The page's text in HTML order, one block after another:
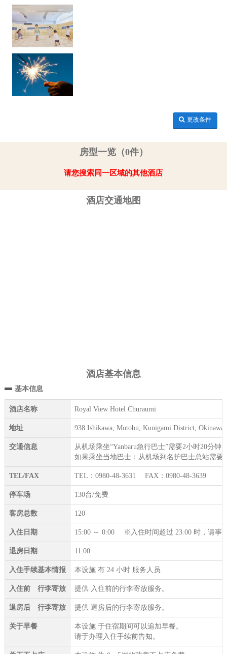
更改条件
房型一览（0件）
请您搜索同一区域的其他酒店
酒店交通地图
酒店基本信息
基本信息
酒店名称 Royal View Hotel Churaumi
地址 938 Ishikawa, Motobu, Kunigami District, Okinawa
交通信息
从机场乘坐“Yanbaru急行巴士”需要2小时20分钟
如果乘坐当地巴士：从机场到名护巴士总站需要
TEL/FAX TEL：0980-48-3631 FAX：0980-48-3639
停车场 130台/免费
客房总数 120
入住日期 15:00 ～ 0:00 ※入住时间超过 23:00 时，请事
退房日期 11:00
入住手续基本情报 本设施 有 24 小时 服务人员
入住前 行李寄放 提供 入住前的行李寄放服务。
退房后 行李寄放 提供 退房后的行李寄放服务。
关于早餐
本设施 于住宿期间可以追加早餐。
请于办理入住手续前告知。